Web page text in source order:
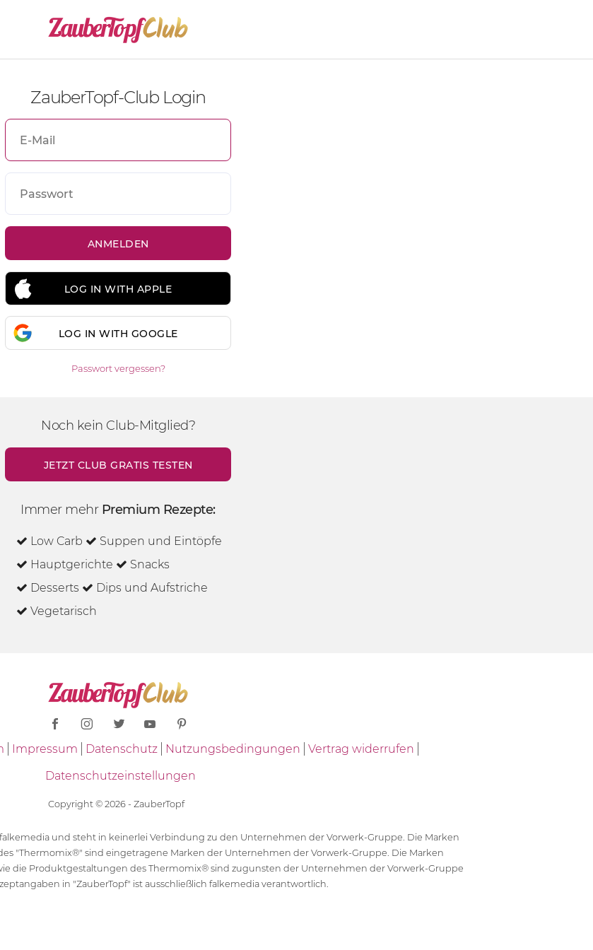
ZauberTopf-Club Login
LOG IN WITH APPLE
LOG IN WITH GOOGLE
Passwort vergessen?
Noch kein Club-Mitglied?
JETZT CLUB GRATIS TESTEN
Immer mehr Premium Rezepte:
Low Carb
Suppen und Eintöpfe
Hauptgerichte
Snacks
Desserts
Dips und Aufstriche
Vegetarisch
Impressum Datenschutz Nutzungsbedingungen
Vertrag widerrufen
Datenschutzeinstellungen
Copyright © 2026 - ZauberTopf
und steht in keinerlei Verbindung zu den Unternehmen der Vorwerk-Gruppe. Die Marken
"Thermomix®" sind eingetragene Marken der Unternehmen der Vorwerk-Gruppe. Die Marken
die Produktgestaltungen des Thermomix® sind zugunsten der Unternehmen der Vorwerk-Gruppe
in "ZauberTopf" ist ausschließlich falkemedia verantwortlich.